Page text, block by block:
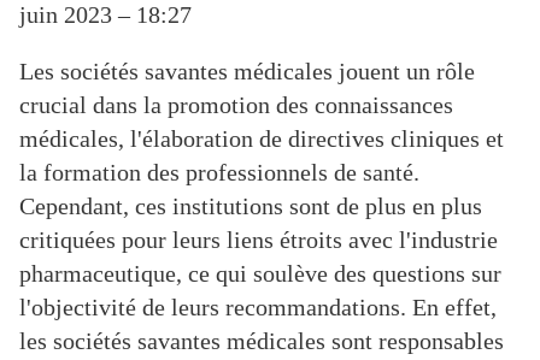
juin 2023 – 18:27
Les sociétés savantes médicales jouent un rôle
crucial dans la promotion des connaissances
médicales, l'élaboration de directives cliniques et
la formation des professionnels de santé.
Cependant, ces institutions sont de plus en plus
critiquées pour leurs liens étroits avec l'industrie
pharmaceutique, ce qui soulève des questions sur
l'objectivité de leurs recommandations. En effet,
les sociétés savantes médicales sont responsables